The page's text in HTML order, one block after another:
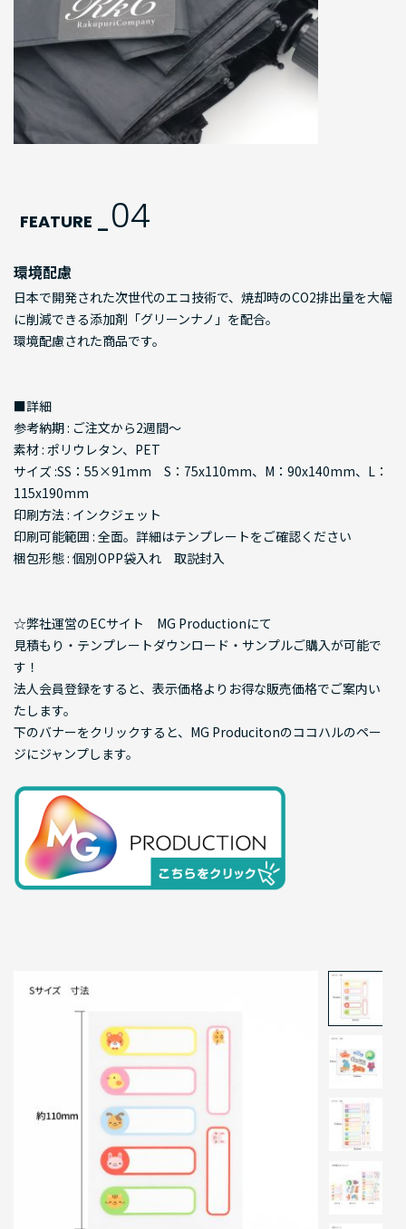
FEATURE _ 04
環境配慮
日本で開発された次世代のエコ技術で、焼却時のCO2排出量を大幅
に削減できる添加剤「グリーンナノ」を配合。
環境配慮された商品です。
■詳細
参考納期 : ご注文から2週間～
素材 : ポリウレタン、PET
サイズ :SS：55×91mm S：75x110mm、M：90x140mm、L：
115x190mm
印刷方法 : インクジェット
印刷可能範囲 : 全面。詳細はテンプレートをご確認ください
梱包形態 : 個別OPP袋入れ 取説封入
☆弊社運営のECサイト MG Productionにて
見積もり・テンプレートダウンロード・サンプルご購入が可能で
す！
法人会員登録をすると、表示価格よりお得な販売価格でご案内い
たします。
下のバナーをクリックすると、MG Producitonのココハルのペー
ジにジャンプします。